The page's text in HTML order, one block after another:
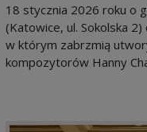
18 stycznia 2026 roku o
(Katowice, ul. Sokolska
w którym zabrzmią
kompozytorów Hanny